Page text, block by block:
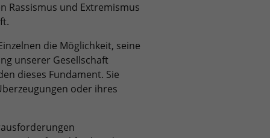
Rassismus und Extremismus
die Möglichkeit, seine
unserer Gesellschaft
dieses Fundament. Sie
oder ihres